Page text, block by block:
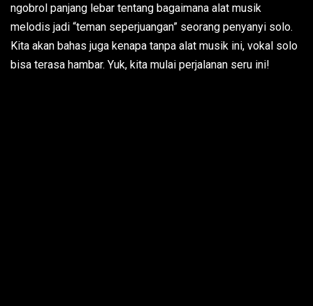
ngobrol panjang lebar tentang bagaimana alat musik
melodis jadi “teman seperjuangan” seorang penyanyi solo.
Kita akan bahas juga kenapa tanpa alat musik ini, vokal solo
bisa terasa hambar. Yuk, kita mulai perjalanan seru ini!